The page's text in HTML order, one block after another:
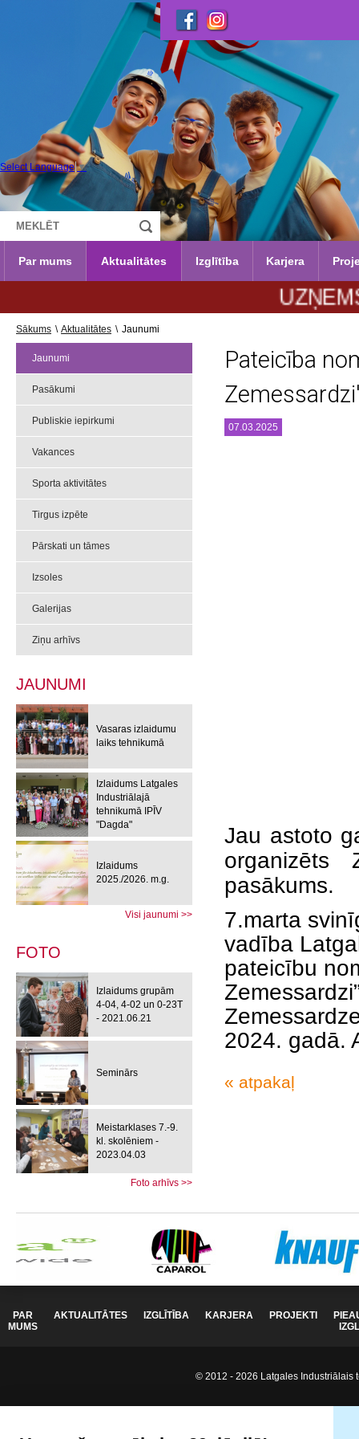
Select Language ▼
Par mums Aktualitātes Izglītība Karjera
Sākums \ Aktualitātes \ Jaunumi
Jaunumi
Pasākumi
Publiskie iepirkumi
Vakances
Sporta aktivitātes
Tirgus izpēte
Pārskati un tāmes
Izsoles
Galerijas
Ziņu arhīvs
JAUNUMI
Vasaras izlaidumu
laiks tehnikumā
Izlaidums Latgales
Industriālajā
tehnikumā IPĪV
"Dagda"
Izlaidums
2025./2026. m.g.
Visi jaunumi >>
FOTO
Izlaidums grupām
4-04, 4-02 un 0-23T
- 2021.06.21
Seminārs
Meistarklases 7.-9.
kl. skolēniem -
2023.04.03
Foto arhīvs >>
Pateicība
07.03.2025
Jau astoto
organizēts
pasākums.
7.marta
vadība
pateicību
2024. gadā.
« atpakaļ
PAR
MUMS
AKTUALITĀTES IZGLĪTĪBA KARJERA PROJEKTI
© 2012 - 2026 Latgales Industriālais